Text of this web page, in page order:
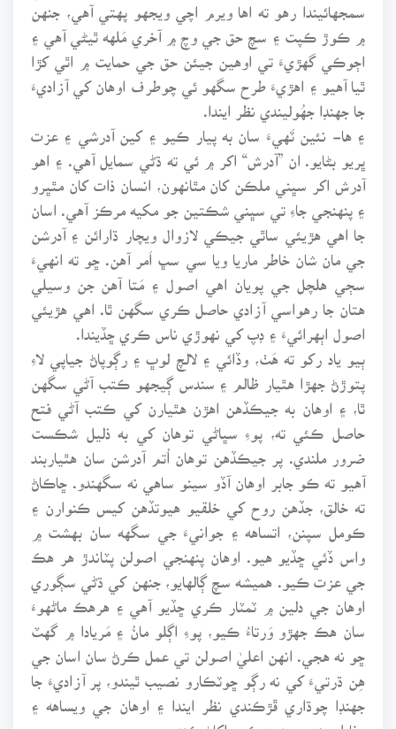
سمجهائيندا رهو ته اها ويرم اچي ويجهو پهتي آهي، جنهن
۾ ڪوڙ ڪپت ۽ سچ حق جي وچ ۾ آخري مَلهه ٿيڻي آهي ۽
اڄوڪي گهڙيءَ تي اوهين جيئن حق جي حمايت ۾ اٿي کڙا
ٿيا آهيو ۽ اهڙيءَ طرح سگهو ئي چوطرف اوهان کي آزاديءَ
جا جهنڊا جهُوليندي نظر ايندا.
۽ ها- نئين ٽَهيءَ سان به پيار ڪيو ۽ کين آدرشي ۽ عزت
ڀريو بڻايو. ان ”آدرش“ اکر ۾ ئي ته ڌڻي سمايل آهي. ۽ اهو
آدرش اکر سڀني ملڪن کان مٿانهون، انسان ذات کان مٿڀرو
۽ پنهنجي جاءِ تي سڀني شڪتين جو مکيه مرڪز آهي. اسان
جا اهي هڙيئي ساٿي جيڪي لازوال ويچار ڌارائن ۽ آدرشن
جي مان شان خاطر ماريا ويا سي سڀ اَمر آهن. ڇو ته انهيءَ
سڄي هلچل جي پويان اهي اصول ۽ مَتا آهن جن وسيلي
هتان جا رهواسي آزادي حاصل ڪري سگهن ٿا. اهي هڙيئي
اصول اٻهرائيءَ ۽ ڊپ کي نهوڙي ناس ڪري ڇڏيندا.
ٻيو ياد رکو ته هَٺ، وڏائي ۽ لالچ لوڀ ۽ رڳوپاڻ جياپي لاءِ
پتوڙڻ جهڙا هٿيار ظالم ۽ سندس ڳيجهو ڪتب آڻي سگهن
ٿا، ۽ اوهان به جيڪڏهن اهڙن هٿيارن کي ڪتب آڻي فتح
حاصل ڪئي ته، پوءِ سڀاڻي توهان کي به ذليل شڪست
ضرور ملندي. پر جيڪڏهن توهان اُتم آدرشن سان هٿياربند
آهيو ته ڪو جابر اوهان آڏو سينو ساهي نه سگهندو. ڇاڪاڻ
ته خالق، جڏهن روح کي خلقيو هيوتڏهن کيس ڪنوارن ۽
ڪومل سپنن، اتساهه ۽ جوانيءَ جي سگهه سان بهشت ۾
واس ڏئي ڇڏيو هيو. اوهان پنهنجي اصولن پٽاندڙ هر هڪ
جي عزت ڪيو. هميشه سچ ڳالهايو، جنهن کي ڌڻي سڳوري
اوهان جي دلين ۾ ٽمٽار ڪري ڇڏيو آهي ۽ هرهڪ ماڻهوءَ
سان هڪ جهڙو وَرتاءُ ڪيو، پوءِ اڳلو مانُ ۽ مَريادا ۾ گهٽ
ڇو نه هجي. انهن اعليٰ اصولن تي عمل ڪرڻ سان اسان جي
هِن ڌرتيءَ کي نه رڳو ڇوٽڪارو نصيب ٿيندو، پر آزاديءَ جا
جهنڊا چوڌاري ڦڙڪندي نظر ايندا ۽ اوهان جي ويساهه ۽
وفاداريءَ جي به هرڪو واکاڻ ڪندو.